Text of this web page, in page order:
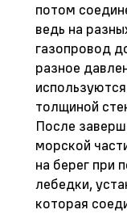
потом
ведь на
газопровод
разное
толщиной
После
морской
на берег при
лебедки,
которая